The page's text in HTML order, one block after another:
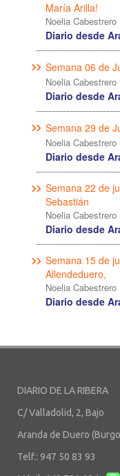
María Arilla!
Noelia Cabestrero
Diario desde
Semana 06 de
Noelia Cabestrero
Diario desde
Semana 29 de
Noelia Cabestrero
Diario desde
Semana 22 de
Sebastián
Noelia Cabestrero
Diario desde
Semana 15 de
Allendeduero,
Noelia Cabestrero
Diario desde
DIARIO DE LA RIBERA
C/ Valladolid, 2, Bajo
Aranda de Duero
Telf.: 947 50 83 93